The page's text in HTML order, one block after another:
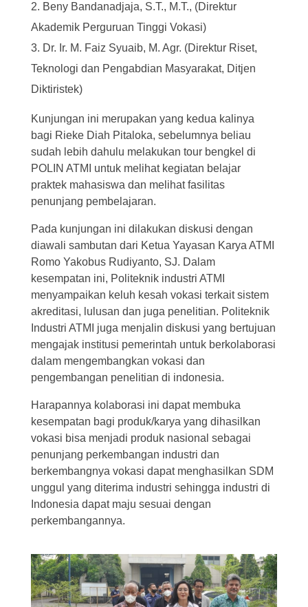
Beny Bandanadjaja, S.T., M.T., (Direktur
Akademik Perguruan Tinggi Vokasi)
Dr. Ir. M. Faiz Syuaib, M. Agr. (Direktur Riset,
Teknologi dan Pengabdian Masyarakat, Ditjen
Diktiristek)
Kunjungan ini merupakan yang kedua kalinya
bagi Rieke Diah Pitaloka, sebelumnya beliau
sudah lebih dahulu melakukan tour bengkel di
POLIN ATMI untuk melihat kegiatan belajar
praktek mahasiswa dan melihat fasilitas
penunjang pembelajaran.
Pada kunjungan ini dilakukan diskusi dengan
diawali sambutan dari Ketua Yayasan Karya ATMI
Romo Yakobus Rudiyanto, SJ. Dalam
kesempatan ini, Politeknik industri ATMI
menyampaikan keluh kesah vokasi terkait sistem
akreditasi, lulusan dan juga penelitian. Politeknik
Industri ATMI juga menjalin diskusi yang bertujuan
mengajak institusi pemerintah untuk berkolaborasi
dalam mengembangkan vokasi dan
pengembangan penelitian di indonesia.
Harapannya kolaborasi ini dapat membuka
kesempatan bagi produk/karya yang dihasilkan
vokasi bisa menjadi produk nasional sebagai
penunjang perkembangan industri dan
berkembangnya vokasi dapat menghasilkan SDM
unggul yang diterima industri sehingga industri di
Indonesia dapat maju sesuai dengan
perkembangannya.